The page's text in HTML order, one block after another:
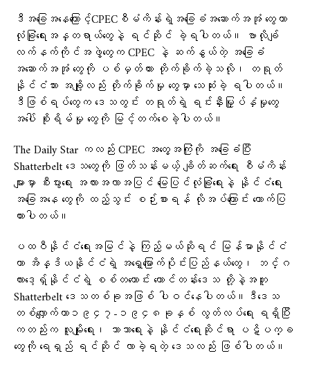
ဒီအခြေအနေကြောင့်CPECစီမံကိန်းရဲ့အခြေခံအဆောက်အအုံ တွေဟာ
လုံခြုံရေးအန္တရာယ်တွေနဲ့ ရင်ဆိုင် ခဲ့ရပါတယ်။ ဗာလိုချ်
လက်နက်ကိုင်အဖွဲ့တွေက CPEC နဲ့ ဆက်နွယ်တဲ့ အခြေခံ
အဆောက်အအုံ တွေကို ပစ်မှတ်ထား တိုက်ခိုက်ခဲ့သလို၊ တရုတ်
နိုင်ငံသား အချို့လည်း တိုက်ခိုက်မှု တွေမှာ သေဆုံးခဲ့ ရပါတယ်။
ဒီဖြစ်ရပ်တွေက ဒေသတွင်း တရုတ်ရဲ့ ရင်းနှီးမြှုပ်နှံမှုတွေ
အပေါ် စိုးရိမ်မှု တွေကို မြင့်တက်စေခဲ့ပါတယ်။
The Daily Star ကလည်း CPEC အတွေ့အကြုံကို အခြေခံပြီး
Shatterbelt ဒေသတွေကို ဖြတ်သန်းမယ့် ချိတ်ဆက်ရေး စီမံကိန်း
များမှာ စီးပွားရေး အလားအလာအပြင် မြေပြင်လုံခြုံရေးနဲ့ နိုင်ငံရေး
အခြေအနေ တွေကို ထည့်သွင်း စဉ်းစားရန် လိုအပ်ကြောင်း ထောက်ပြ
ထားပါတယ်။
ပထဝီနိုင်ငံရေးအမြင်နဲ့ ကြည့်မယ်ဆိုရင် မြန်မာနိုင်ငံ
ဟာ အိန္ဒိယနိုင်ငံရဲ့ အရှေ့မြောက်ပိုင်းပြည်နယ်တွေ၊ ဘင်္ဂ
လားဒေ့ရှ်နိုင်ငံရဲ့ စစ်တကောင်း တောင်တန်းဒေသ တို့နဲ့အတူ
Shatterbelt ဒေသတစ်ခုအဖြစ် ပါဝင်နေပါတယ်။ဒီဒေသ
တစ်လျှောက်ဟာ၁၉၄၇-၁၉၄၈ခုနှစ် လွတ်လပ်ရေး ရရှိပြီး
ကတည်းက လူမျိုးရေး၊ ဘာသာရေးနဲ့ နိုင်ငံရေးဆိုင်ရာ ပဋိပက္ခ
တွေကို ရေရှည် ရင်ဆိုင် လာခဲ့ရတဲ့ ဒေသလည်း ဖြစ်ပါတယ်။